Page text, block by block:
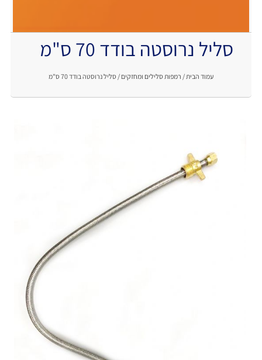
סליל נרוסטה בודד 70 ס"מ
עמוד הבית/ רמפות סלילים ומחזקים / סליל נרוסטה בודד 70 ס"מ
.